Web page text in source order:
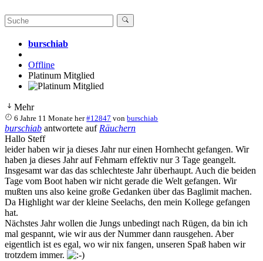
burschiab
Offline
Platinum Mitglied
Mehr
6 Jahre 11 Monate her #12847 vonburschiab
burschiab antwortete auf Räuchern
Hallo Steff
leider haben wir ja dieses Jahr nur einen Hornhecht gefangen. Wir
haben ja dieses Jahr auf Fehmarn effektiv nur 3 Tage geangelt.
Insgesamt war das das schlechteste Jahr überhaupt. Auch die beiden
Tage vom Boot haben wir nicht gerade die Welt gefangen. Wir
mußten uns also keine große Gedanken über das Baglimit machen.
Da Highlight war der kleine Seelachs, den mein Kollege gefangen
hat.
Nächstes Jahr wollen die Jungs unbedingt nach Rügen, da bin ich
mal gespannt, wie wir aus der Nummer dann rausgehen. Aber
eigentlich ist es egal, wo wir nix fangen, unseren Spaß haben wir
trotzdem immer.